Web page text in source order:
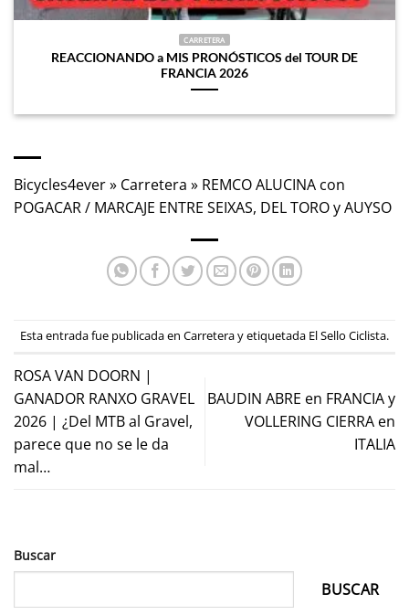
CARRETERA
REACCIONANDO a MIS PRONÓSTICOS del TOUR DE
FRANCIA 2026
Bicycles4ever» Carretera » REMCO ALUCINA con
POGACAR / MARCAJE ENTRE SEIXAS, DEL TORO y AUYSO
Esta entrada fue publicada en Carreteray etiquetada El Sello Ciclista.
ROSA VAN DOORN |
GANADOR RANXO GRAVEL
2026 | ¿Del MTB al Gravel,
parece que no se le da
mal…
BAUDIN ABRE en FRANCIA y
VOLLERING CIERRA en
ITALIA
Buscar
BUSCAR